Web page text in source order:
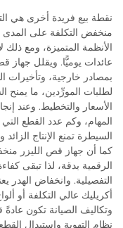
نقطة بيع فريدة أخرى هي
منخفض التكلفة على
الأنظمة المتميزة، ومع ذلك
عائدات يوميًّا. ويقلل جهاز
بمصادر خارجية، وتأخيرات
لطلبات المورِّدين، ما
الأسعار والتخطيط. وعند
المهام، وكم عدد القطع
السيطرة تمنع الإنتاج
كما أن جهاز قص الليزر
الرقمية بدقة، لذا تبقى
التفصيلية. وانخفاض
أكريليك عالي التكلفة أو
وتكاليف الصيانة تكون عادةً
نظام التهوية واستبدال